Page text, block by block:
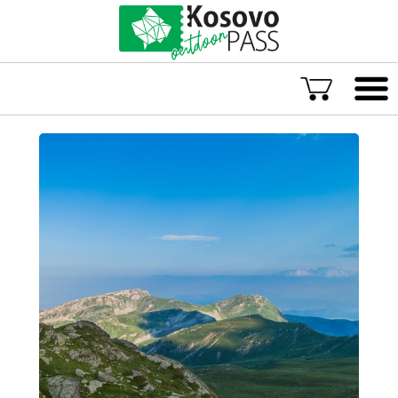
Gjuha
ALB
Eksploro Kosovën
Eksperienca të paharrueshme
Akomodime rurale
Eksploro sitpas lokacionit
Aventurat më të vlerësuara në Kosovë